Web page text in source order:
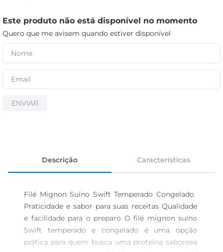
Este produto não está disponível no momento
Quero que me avisem quando estiver disponível
ENVIAR
Descrição Características
Filé Mignon Suíno Swift Temperado Congelado
Praticidade e sabor para suas receitas Qualidade
e facilidade para o preparo O filé mignon suíno
Swift temperado e congelado é uma opção
prática para quem busca uma proteína saborosa
iogurte
papel higiênico